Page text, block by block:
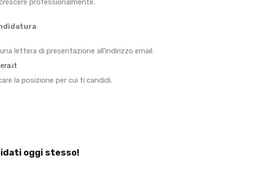
professionalmente.
lettera di presentazione all’indirizzo email:
la posizione per cui ti candidi.
oggi stesso!